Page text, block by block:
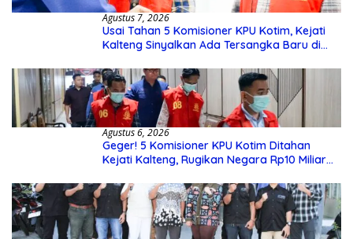
Agustus 7, 2026
Usai Tahan 5 Komisioner KPU Kotim, Kejati
Kalteng Sinyalkan Ada Tersangka Baru di
Agustus 6, 2026
Geger! 5 Komisioner KPU Kotim Ditahan
Kejati Kalteng, Rugikan Negara Rp10 Miliar